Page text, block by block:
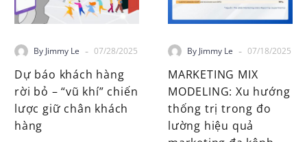
By Jimmy Le - 07/28/2025
Dự báo khách hàng
rời bỏ – “vũ khí” chiến
lược giữ chân khách
hàng
By Jimmy Le - 07/18/2025
MARKETING MIX
MODELING: Xu hướng
thống trị trong đo
lường hiệu quả